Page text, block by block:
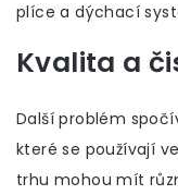
plíce a dýchací
Kvalita a
Další problém
které se používají
trhu mohou mít